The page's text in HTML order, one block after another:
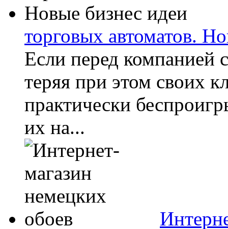
торговых автоматов.
Если перед компанией
теряя при этом своих
практически
их на...